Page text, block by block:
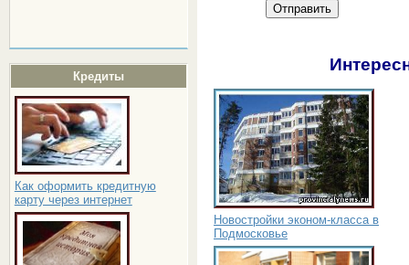
Кредиты
Как оформить кредитную
карту через интернет
Отправить
Новостройки эконом-класса в
Подмосковье